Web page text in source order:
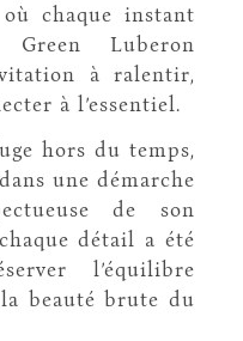
chaque instant
Green Luberon
à ralentir,
à l’essentiel.
hors du temps,
une démarche
de son
détail a été
l’équilibre
beauté brute du